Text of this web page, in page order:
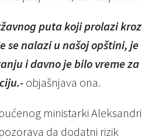
puta koji prolazi kroz
se nalazi u našoj opštini, je
i davno je bilo vreme za
objašnjava ona.
ministarki Aleksandri
da dodatni rizik